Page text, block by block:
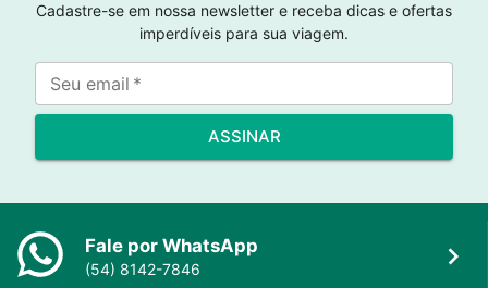
Cadastre-se em nossa newsletter e receba dicas e ofertas
imperdíveis para sua viagem.
Seu email *
ASSINAR
Fale por WhatsApp
(54) 8142-7846